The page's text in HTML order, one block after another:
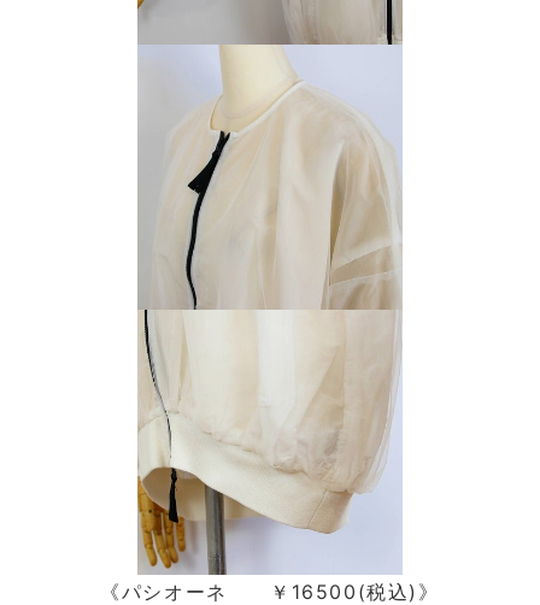
《パシオーネ ￥16500(税込)》